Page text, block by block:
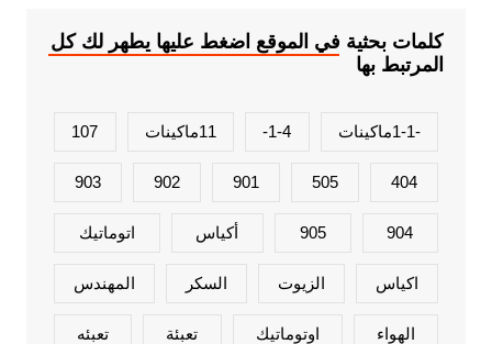
كلمات بحثية في الموقع اضغط عليها يطهر لك كل
المرتبط بها
-1-1ماكينات 1-4- 11ماكينات 107
404
505
901
902
903
904
905 أكياس اتوماتيك
اكياس الزيوت السكر المهندس
الهواء اوتوماتيك تعبئة تعبئه